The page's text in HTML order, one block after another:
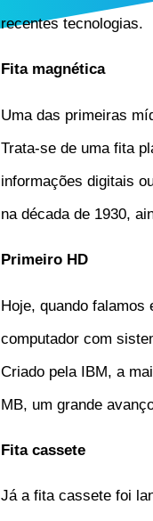
recentes tecnologias.
Fita magnética
Uma das primeiras
Trata-se de uma fita
informações digitais
na década de 1930,
Primeiro HD
Hoje, quando falamos
computador com
Criado pela IBM, a
MB, um grande
Fita cassete
Já a fita cassete foi